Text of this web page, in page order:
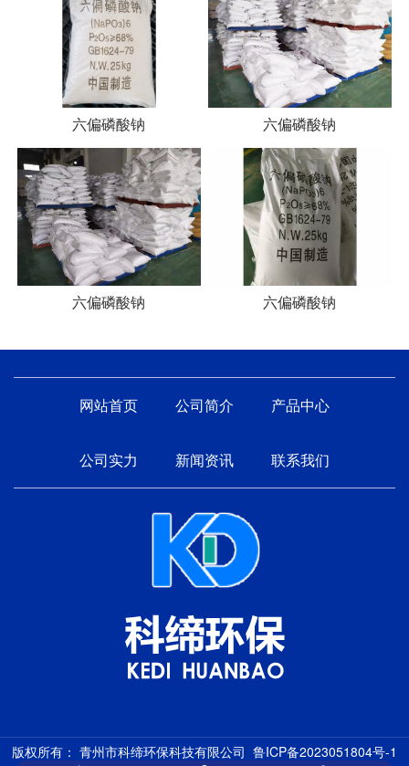
六偏磷酸钠 六偏磷酸钠
六偏磷酸钠 六偏磷酸钠
网站首页 公司简介 产品中心
公司实力 新闻资讯 联系我们
版权所有： 青州市科缔环保科技有限公司 鲁ICP备2023051804号-1